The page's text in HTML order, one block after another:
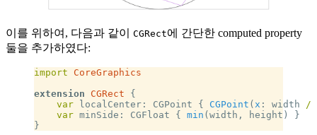
이를 위하여, 다음과 같이 CGRect에 간단한 computed property
둘을 추가하였다:
import CoreGraphics
extension CGRect {
    var
localCenter: CGPoint { CGPoint ( x : width /
    var
minSide: CGFloat { min (width, height) }
}